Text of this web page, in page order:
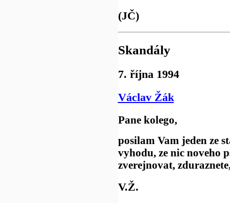
(JČ)
Skandály
7. října 1994
Václav Žák
Pane kolego,
posilam Vam jeden ze
vyhodu, ze nic noveho
zverejnovat,
V.Ž.